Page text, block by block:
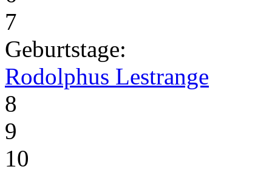
7
Geburtstage:
Rodolphus Lestrange
8
9
10